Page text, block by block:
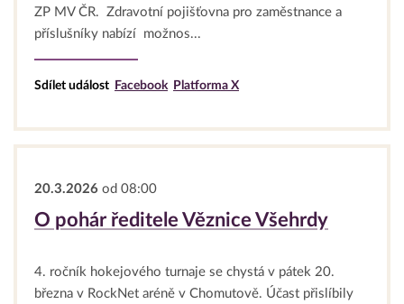
ZP MV ČR. Zdravotní pojišťovna pro zaměstnance a
příslušníky nabízí možnos...
Sdílet událost Facebook Platforma X
20.3.2026 od 08:00
O pohár ředitele Věznice Všehrdy
4. ročník hokejového turnaje se chystá v pátek 20.
března v RockNet aréně v Chomutově. Účast přislíbily